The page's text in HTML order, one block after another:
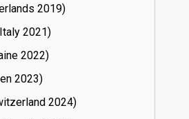
19)
21)
22)
23)
24)